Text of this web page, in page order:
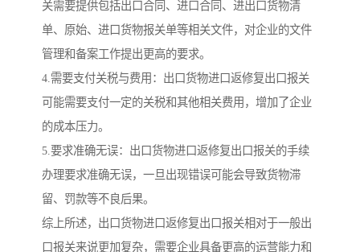
关需要提供包括出口合同、进口合同、进出口货物清
单、原始、进口货物报关单等相关文件，对企业的文件
管理和备案工作提出更高的要求。
4.需要支付关税与费用：出口货物进口返修复出口报关
可能需要支付一定的关税和其他相关费用，增加了企业
的成本压力。
5.要求准确无误：出口货物进口返修复出口报关的手续
办理要求准确无误，一旦出现错误可能会导致货物滞
留、罚款等不良后果。
综上所述，出口货物进口返修复出口报关相对于一般出
口报关来说更加复杂，需要企业具备更高的运营能力和